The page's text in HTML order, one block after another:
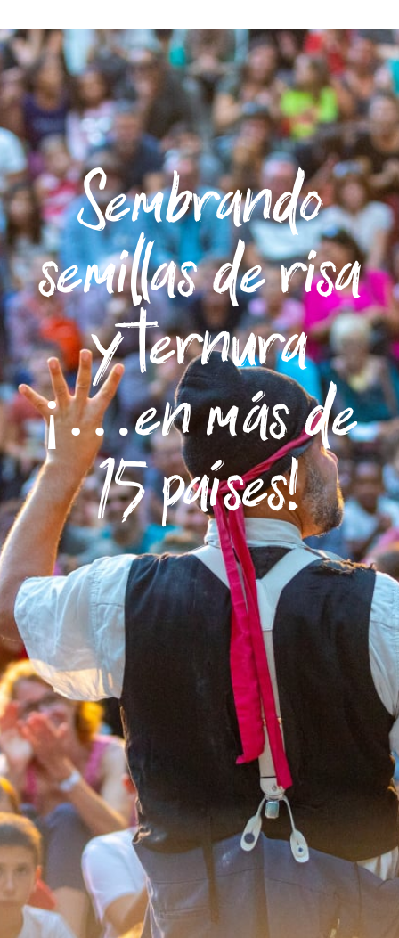
Sembrando
semillas de risa
y ternura
¡…en más de
15 países!